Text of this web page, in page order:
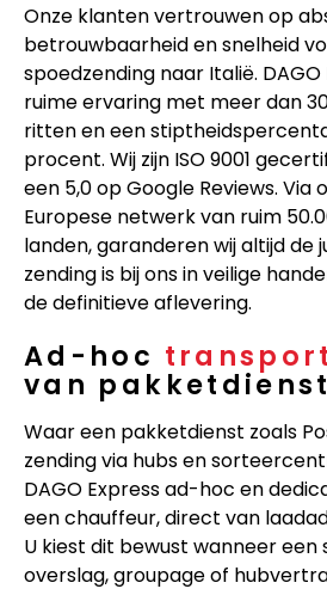
Onze klanten vertrouwen op
betrouwbaarheid en snelheid
spoedzending naar Italië.
ruime ervaring met meer dan
ritten en een
procent. Wij zijn ISO 9001
een 5,0 op Google Reviews. Via
Europese netwerk van ruim
landen, garanderen wij altijd de
zending is bij ons in veilige
de definitieve aflevering.
Ad-hoc transport
van pakketdienst
Waar een pakketdienst zoals
zending via hubs en
DAGO Express ad-hoc en
een chauffeur, direct van
U kiest dit bewust wanneer
overslag, groupage of